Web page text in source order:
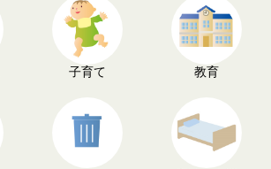
子育て 教育